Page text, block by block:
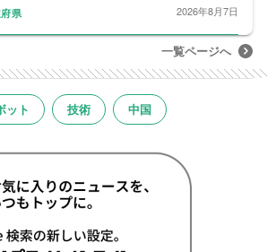
県 2026年8月7日
一覧ページへ
ット 技術 中国